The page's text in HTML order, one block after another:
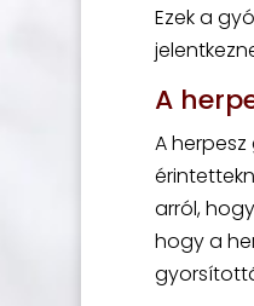
Ezek a
A
A
arról,
hogy a